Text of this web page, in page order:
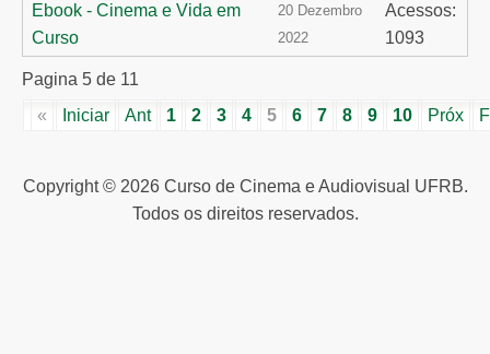
Ebook - Cinema e Vida em
Curso
20 Dezembro
2022
Acessos:
1093
Pagina 5 de 11
«
Iniciar Ant 1 2 3 4 5 6 7 8 9 10 Próx
Copyright © 2026 Curso de Cinema e Audiovisual UFRB.
Todos os direitos reservados.